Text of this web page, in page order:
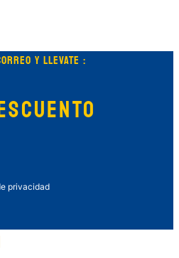
Y LLEVATE :
privacidad